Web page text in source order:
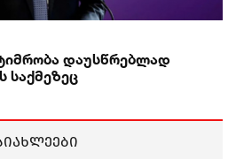
დაუსწრებლად
საქმეზეც